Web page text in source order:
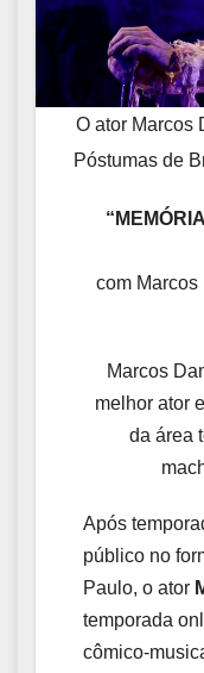
O ator Marcos
Póstumas de
com
Marcos
melhor ator
da área
Após
público no
Paulo, o ator
temporada
cômico-